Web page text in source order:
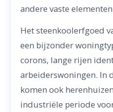
andere vaste
Het steenkoolerfgoed
een bijzonder
corons, lange rijen
arbeiderswoningen. In
komen ook
industriële periode